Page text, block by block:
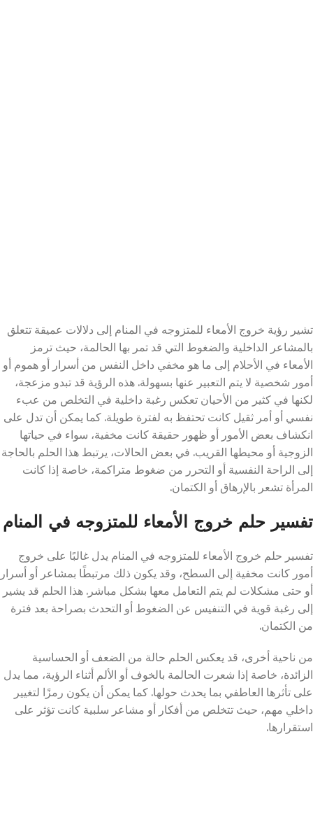
تشير رؤية خروج الأمعاء للمتزوجه في المنام إلى دلالات عميقة تتعلق
بالمشاعر الداخلية والضغوط التي قد تمر بها الحالمة، حيث ترمز
الأمعاء في الأحلام إلى ما هو مخفي داخل النفس من أسرار أو هموم أو
أمور شخصية لا يتم التعبير عنها بسهولة. هذه الرؤية قد تبدو مزعجة،
لكنها في كثير من الأحيان تعكس رغبة داخلية في التخلص من عبء
نفسي أو أمر ثقيل كانت تحتفظ به لفترة طويلة. كما يمكن أن تدل على
انكشاف بعض الأمور أو ظهور حقيقة كانت مخفية، سواء في حياتها
الزوجية أو محيطها القريب. في بعض الحالات، يرتبط هذا الحلم بالحاجة
إلى الراحة النفسية أو التحرر من ضغوط متراكمة، خاصة إذا كانت
المرأة تشعر بالإرهاق أو الكتمان.
تفسير حلم خروج الأمعاء للمتزوجه في المنام
تفسير حلم خروج الأمعاء للمتزوجه في المنام يدل غالبًا على خروج
أمور كانت مخفية إلى السطح، وقد يكون ذلك مرتبطًا بمشاعر أو أسرار
أو حتى مشكلات لم يتم التعامل معها بشكل مباشر. هذا الحلم قد يشير
إلى رغبة قوية في التنفيس عن الضغوط أو التحدث بصراحة بعد فترة
من الكتمان.
من ناحية أخرى، قد يعكس الحلم حالة من الضعف أو الحساسية
الزائدة، خاصة إذا شعرت الحالمة بالخوف أو الألم أثناء الرؤية، مما يدل
على تأثرها العاطفي بما يحدث حولها. كما يمكن أن يكون رمزًا لتغيير
داخلي مهم، حيث تتخلص من أفكار أو مشاعر سلبية كانت تؤثر على
استقرارها.